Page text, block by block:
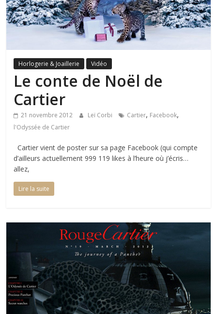
Horlogerie & Joaillerie Vidéo
Le conte de Noël de
Cartier
21 novembre 2012 Leï Corbi Cartier, Facebook,
l'Odyssée de Cartier
Cartier vient de poster sur sa page Facebook (qui compte
d’ailleurs actuellement 999 119 likes à l’heure où j’écris…
allez,
Lire la suite